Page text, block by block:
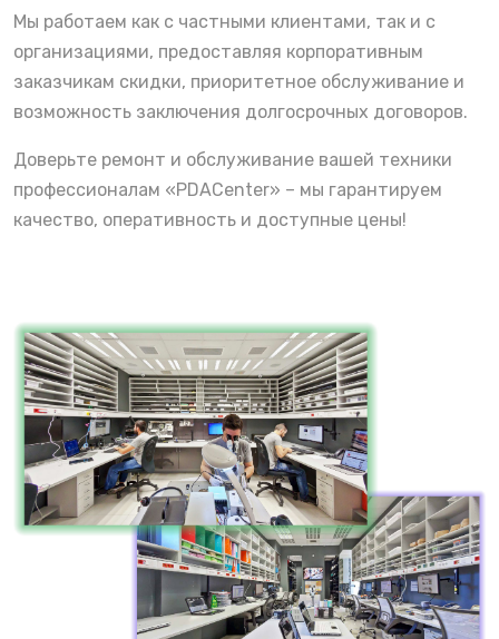
Мы работаем как с частными клиентами, так и с
организациями, предоставляя корпоративным
заказчикам скидки, приоритетное обслуживание и
возможность заключения долгосрочных договоров.
Доверьте ремонт и обслуживание вашей техники
профессионалам «PDACenter» – мы гарантируем
качество, оперативность и доступные цены!